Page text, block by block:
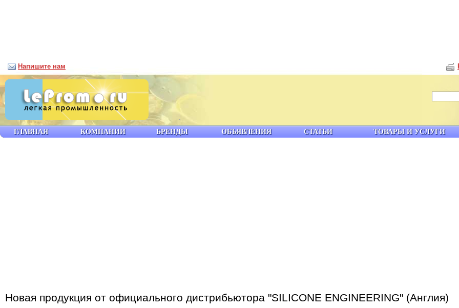
Новая продукция от официального дистрибьютора "SILICONE ENGINEERING" (Англия)
ГЛАВНАЯ КОМПАНИИ БРЕНДЫ ОБЪЯВЛЕНИЯ СТАТЬИ ТОВАРЫ И УСЛУГИ
Напишите нам